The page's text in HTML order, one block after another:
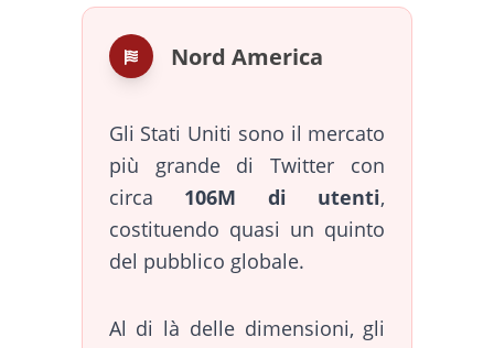
Nord America
Gli Stati Uniti sono il mercato
più grande di Twitter con
circa 106M di utenti,
costituendo quasi un quinto
del pubblico globale.
Al di là delle dimensioni, gli